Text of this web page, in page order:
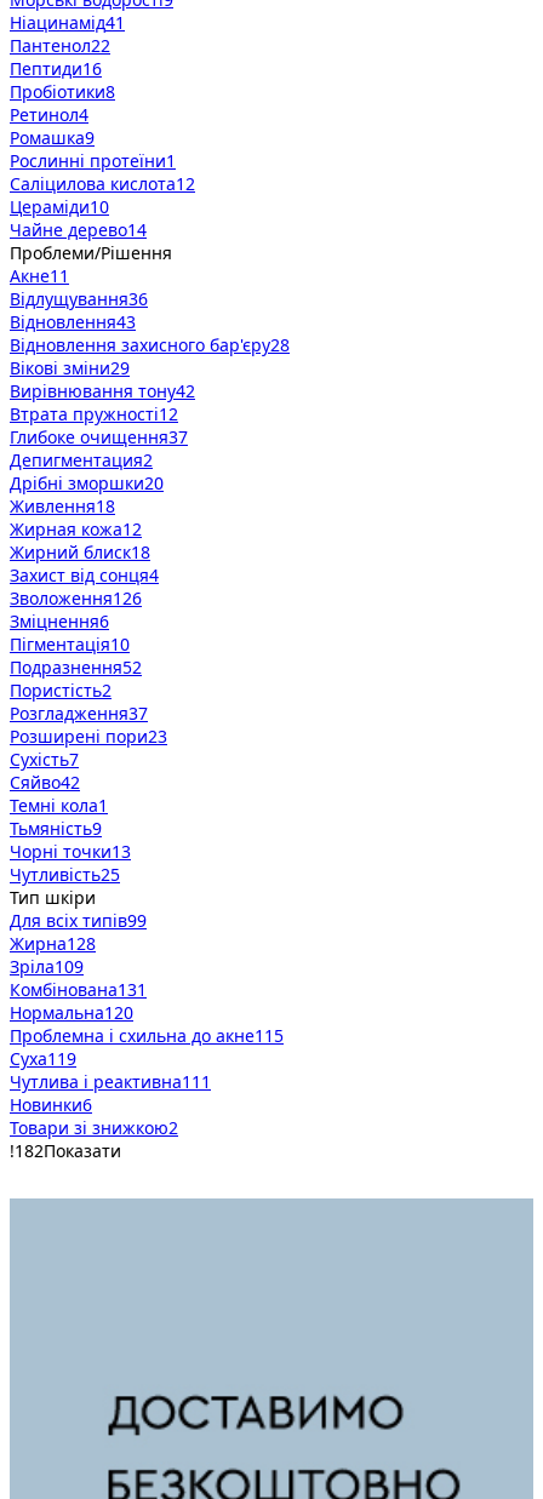
Ніацинамід41
Пантенол22
Пептиди16
Пробіотики8
Ретинол4
Ромашка9
Рослинні протеїни1
Саліцилова кислота12
Цераміди10
Чайне дерево14
Проблеми/Рішення
Акне11
Відлущування36
Відновлення43
Відновлення захисного бар'єру28
Вікові зміни29
Вирівнювання тону42
Втрата пружності12
Глибоке очищення37
Депигментация2
Дрібні зморшки20
Живлення18
Жирная кожа12
Жирний блиск18
Захист від сонця4
Зволоження126
Зміцнення6
Пігментація10
Подразнення52
Пористість2
Розгладження37
Розширені пори23
Сухість7
Сяйво42
Темні кола1
Тьмяність9
Чорні точки13
Чутливість25
Тип шкіри
Для всіх типів99
Жирна128
Зріла109
Комбінована131
Нормальна120
Проблемна і схильна до акне115
Суха119
Чутлива і реактивна111
Новинки6
Товари зі знижкою2
!182Показати